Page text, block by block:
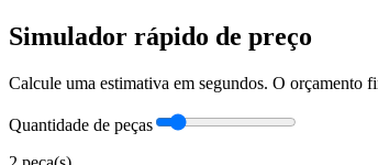
Simulador rápido de preço
Calcule uma estimativa em segundos. O orçamento
Quantidade de peças